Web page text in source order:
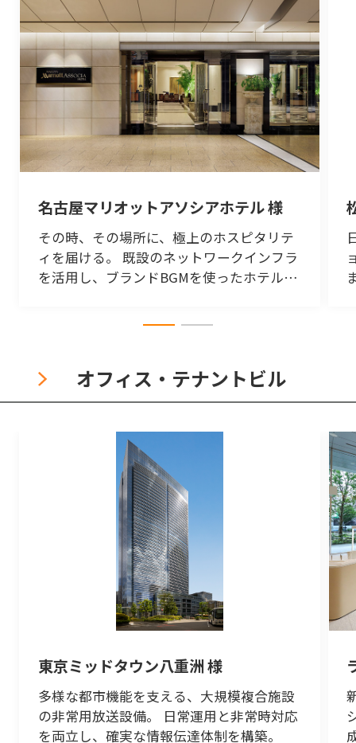
名古屋マリオットアソシアホテル 様
その時、その場所に、極上のホスピタリテ
ィを届ける。 既設のネットワークインフラ
を活用し、ブランドBGMを使ったホテルの
オフィス・テナントビル
東京ミッドタウン八重洲 様
多様な都市機能を支える、大規模複合施設
の非常用放送設備。 日常運用と非常時対応
を両立し、確実な情報伝達体制を構築。